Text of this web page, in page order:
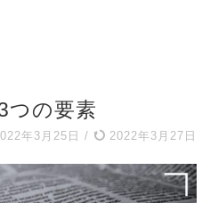
つの要素
年3月25日 / 2022年3月27日